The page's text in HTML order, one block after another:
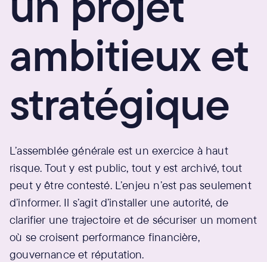
ambitieux et
stratégique
L’assemblée générale est un exercice à haut
risque. Tout y est public, tout y est archivé, tout
peut y être contesté. L’enjeu n’est pas seulement
d’informer. Il s’agit d’installer une autorité, de
clarifier une trajectoire et de sécuriser un moment
où se croisent performance financière,
gouvernance et réputation.